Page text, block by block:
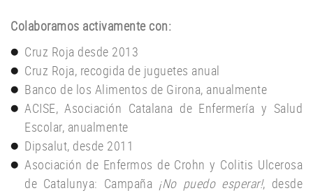
Colaboramos activamente con:
Cruz Roja desde 2013
Cruz Roja, recogida de juguetes anual
Banco de los Alimentos de Girona, anualmente
ACISE, Asociación Catalana de Enfermería y Salud
Escolar, anualmente
Dipsalut, desde 2011
Asociación de Enfermos de Crohn y Colitis Ulcerosa
de Catalunya: Campaña ¡No puedo esperar!, desde